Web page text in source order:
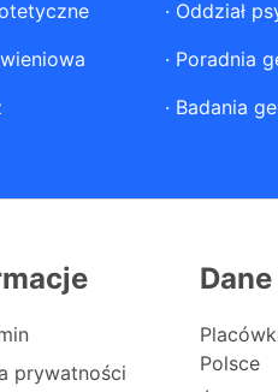
· Oddział
· Poradnia
· Badania
prywatności
Dane
Polsce